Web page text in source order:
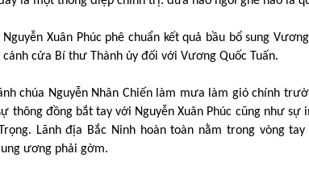
Xuân Phúc phê chuẩn kết quả bầu bổ sung
cửa Bí thư Thành ủy đối với Vương Quốc Tuấn.
chúa Nguyễn Nhân Chiến làm mưa làm gió chính
thông đồng bắt tay với Nguyễn Xuân Phúc cũng như
Lãnh địa Bắc Ninh hoàn toàn nằm trong vòng
ương phải gờm.